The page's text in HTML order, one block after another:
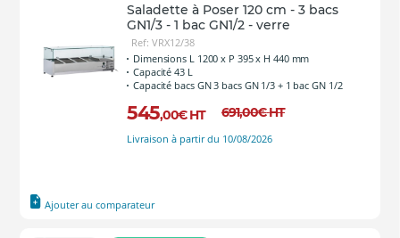
Saladette à Poser 120 cm - 3 bacs
GN1/3 - 1 bac GN1/2 - verre
Ref: VRX12/38
Dimensions L 1200 x P 395 x H 440 mm
Capacité 43 L
Capacité bacs GN 3 bacs GN 1/3 + 1 bac GN 1/2
545,00€ HT 691,00€HT
Livraison à partir du 10/08/2026
Ajouter au comparateur